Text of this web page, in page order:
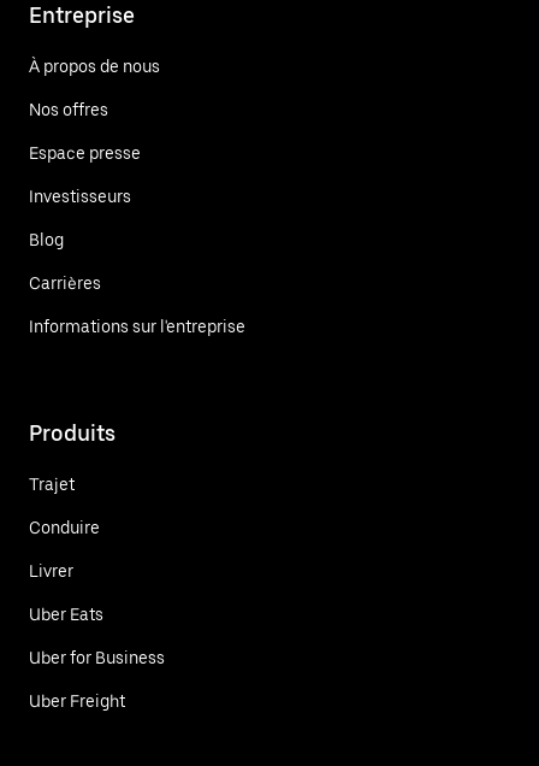
Entreprise
À propos de nous
Nos offres
Espace presse
Investisseurs
Blog
Carrières
Informations sur l'entreprise
Produits
Trajet
Conduire
Livrer
Uber Eats
Uber for Business
Uber Freight